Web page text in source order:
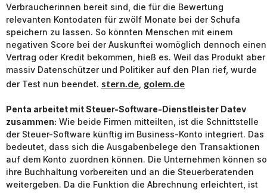
Verbraucherinnen bereit sind, die für die Bewertung
relevanten Kontodaten für zwölf Monate bei der Schufa
speichern zu lassen. So könnten Menschen mit einem
negativen Score bei der Auskunftei womöglich dennoch einen
Vertrag oder Kredit bekommen, hieß es. Weil das Produkt aber
massiv Datenschützer und Politiker auf den Plan rief, wurde
der Test nun beendet. stern.de golem.de
Penta arbeitet mit Steuer-Software-Dienstleister Datev
zusammen: Wie beide Firmen mitteilten, ist die Schnittstelle
der Steuer-Software künftig im Business-Konto integriert. Das
bedeutet, dass sich die Ausgabenbelege den Transaktionen
auf dem Konto zuordnen können. Die Unternehmen können so
ihre Buchhaltung vorbereiten und an die Steuerberatenden
weitergeben. Da die Funktion die Abrechnung erleichtert, ist